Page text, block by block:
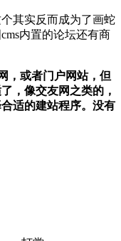
其实反而成为了画蛇
内置的论坛还有商
，或者门户网站，但
，像交友网之类的，
适的建站程序。没有